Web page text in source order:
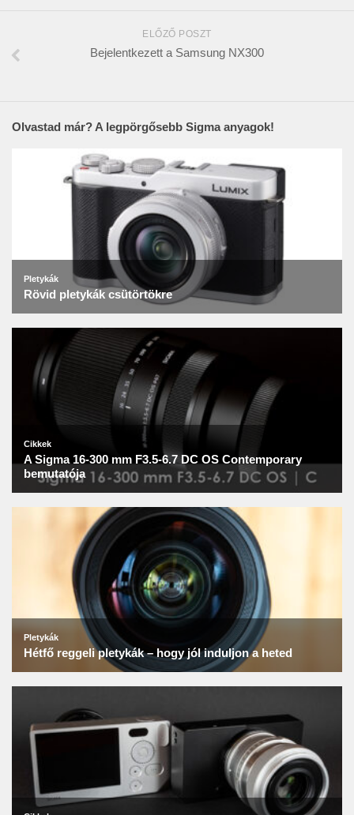
ELŐZŐ POSZT
Bejelentkezett a Samsung NX300
Olvastad már? A legpörgősebb Sigma anyagok!